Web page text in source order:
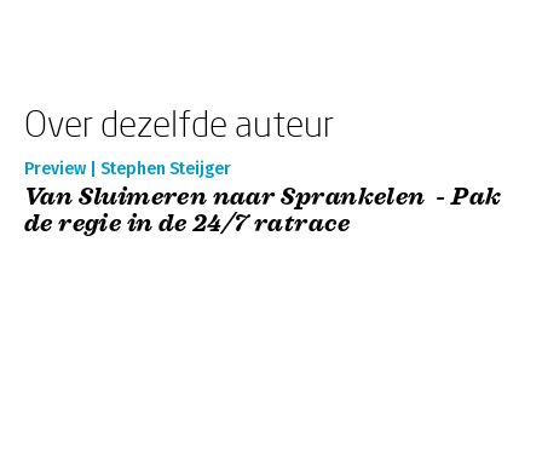
Over dezelfde auteur
Preview | Stephen Steijger
Van Sluimeren naar Sprankelen - Pak
de regie in de 24/7 ratrace